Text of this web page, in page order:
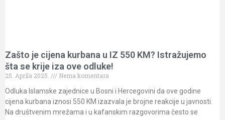
Zašto je cijena kurbana u IZ 550 KM? Istražujemo
šta se krije iza ove odluke!
25. Aprila 2025.
Nema komentara
Odluka Islamske zajednice u Bosni i Hercegovini da ove godine
cijena kurbana iznosi 550 KM izazvala je brojne reakcije u javnosti.
Na društvenim mrežama i u kafanskim razgovorima često se